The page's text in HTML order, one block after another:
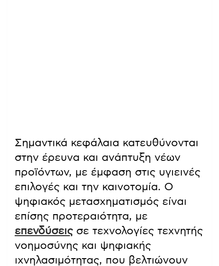
Σημαντικά κεφάλαια κατευθύνονται
στην έρευνα και ανάπτυξη νέων
προϊόντων, με έμφαση στις υγιεινές
επιλογές και την καινοτομία. Ο
ψηφιακός μετασχηματισμός είναι
επίσης προτεραιότητα, με
επενδύσειςσε τεχνολογίες τεχνητής
νοημοσύνης και ψηφιακής
ιχνηλασιμότητας, που βελτιώνουν